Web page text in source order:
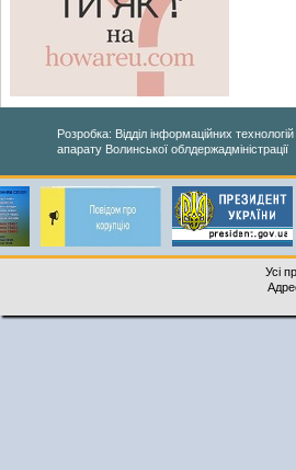
Розробка: Відділ інформаційних технологій
апарату Волинської облдержадміністрації
Усі